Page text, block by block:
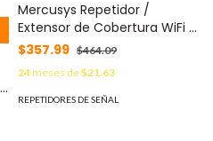
Mercusys Repetidor /
Extensor de Cobertura WiFi N,
300 Mbps, 2.4 GHz y 3
antenas externas. MOD:
ME30
$357.99 $464.09
24meses de$21.63
REPETIDORES DE SEÑAL